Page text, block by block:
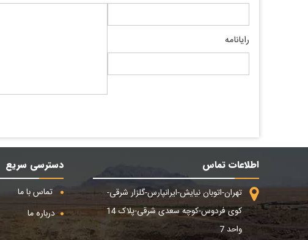
رایانامه
اطلاعات تماس
تهران-اتوبان نیایش-ایرانپارس-گلزار شرقی-
کوی فردوس-کوچه سعدی شرقی-پلاک 14
واحد 7
دسترسی سریع
تماس با ما
درباره ما